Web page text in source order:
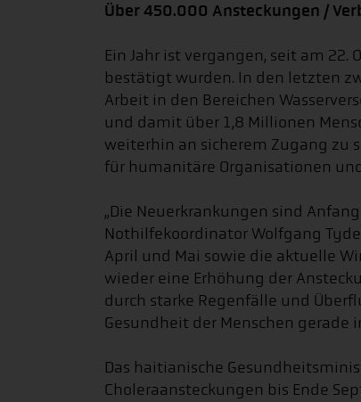
Über 450.000 Ansteckungen /
Ein Jahr ist vergangen, seit am 22.
bestätigt wurden. In den letzten
Arbeit in den Bereichen
und damit über 1,8 Millionen
weiterhin an sicherem Zugang zu
für humanitäre Organisationen
„Die Neuerkrankungen sind
Nothilfekoordinator Wolfgang
April und Mai sowie die aktuelle
wieder eine Erhöhung der
durch starke Regenfälle und
Gesundheit der Menschen gerade
Das haitianische
Choleraansteckungen bis Ende